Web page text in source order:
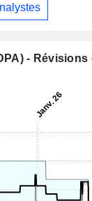
- Révisions